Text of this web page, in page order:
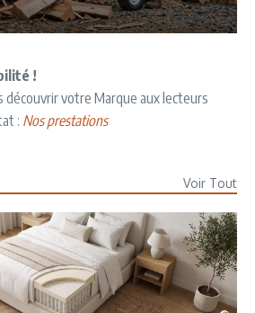
!
découvrir votre Marque aux lecteurs
: Nos prestations
Voir Tout